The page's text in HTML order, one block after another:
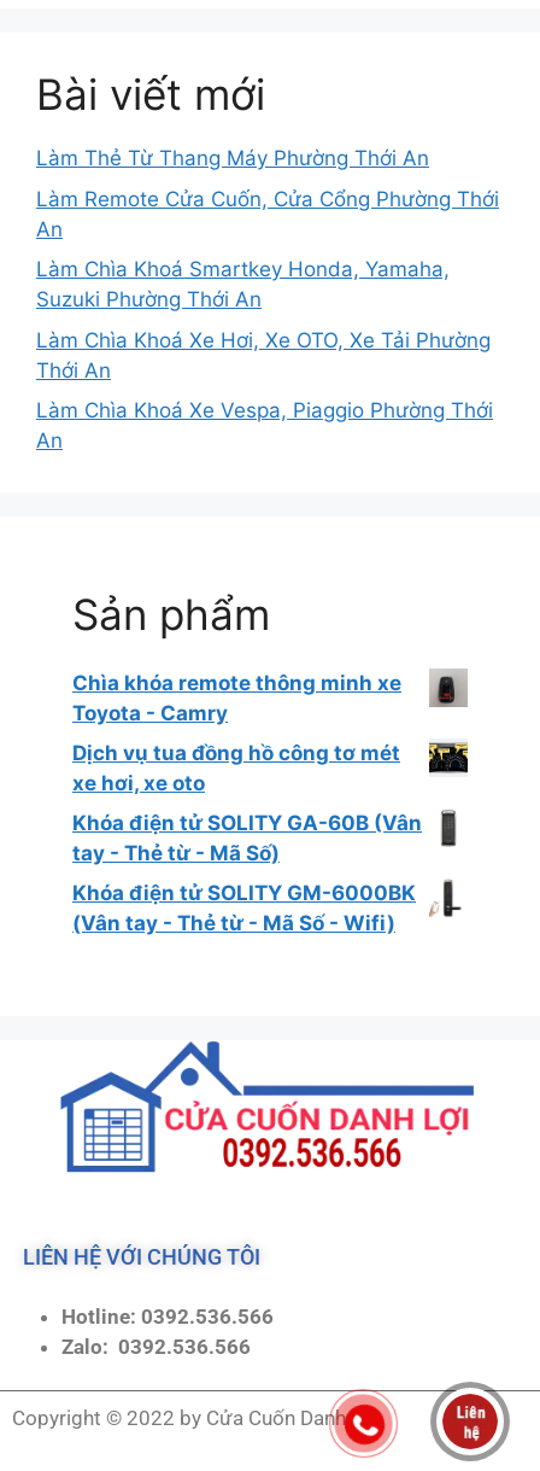
Bài viết mới
Làm Thẻ Từ Thang Máy Phường Thới An
Làm Remote Cửa Cuốn, Cửa Cổng Phường Thới
An
Làm Chìa Khoá Smartkey Honda, Yamaha,
Suzuki Phường Thới An
Làm Chìa Khoá Xe Hơi, Xe OTO, Xe Tải Phường
Thới An
Làm Chìa Khoá Xe Vespa, Piaggio Phường Thới
An
Sản phẩm
Chìa khóa remote thông minh xe
Toyota - Camry
Dịch vụ tua đồng hồ công tơ mét
xe hơi, xe oto
Khóa điện tử SOLITY GA-60B (Vân
tay - Thẻ từ - Mã Số)
Khóa điện tử SOLITY GM-6000BK
(Vân tay - Thẻ từ - Mã Số - Wifi)
LIÊN HỆ VỚI CHÚNG TÔI
Hotline: 0392.536.566
Zalo: 0392.536.566
Copyright © 2022 by Cửa Cuốn Danh Lợi